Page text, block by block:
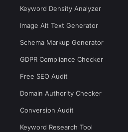
Keyword Density Analyzer
Image Alt Text Generator
Schema Markup Generator
GDPR Compliance Checker
Free SEO Audit
Domain Authority Checker
Conversion Audit
Keyword Research Tool